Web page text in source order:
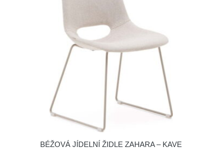
BÉŽOVÁ JÍDELNÍ ŽIDLE ZAHARA – KAVE